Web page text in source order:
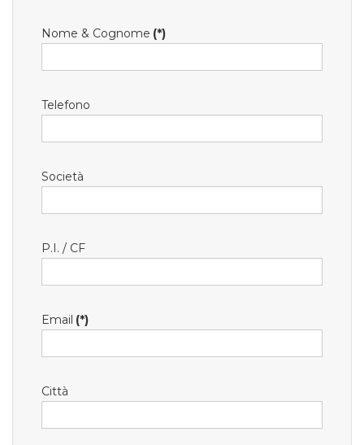
Nome & Cognome (*)
Telefono
Società
P.I. / CF
Email (*)
Città